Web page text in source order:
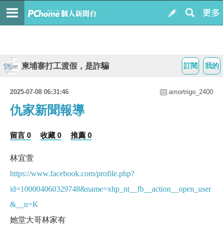
我的
訂閱
柬埔寨打工渡假，是詐騙
2025-07-08 06:31:46 amortrigo_2400
仇家新聞報導
留言 0 收藏 0 推薦 0
林宜萱
https://www.facebook.com/profile.php?
id=100004060329748&name=xhp_nt__fb__action__open_user
&__n=K
她堂大哥林家有